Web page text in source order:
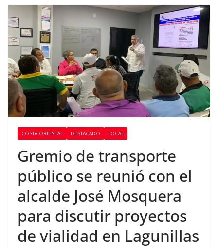
COSTA ORIENTAL DESTACADO LOCAL
Gremio de transporte
público se reunió con el
alcalde José Mosquera
para discutir proyectos
de vialidad en Lagunillas